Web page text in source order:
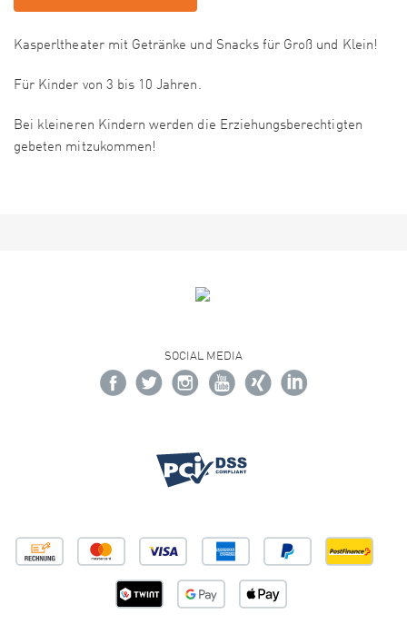
Kasperltheater mit Getränke und Snacks für Groß und Klein!
Für Kinder von 3 bis 10 Jahren.
Bei kleineren Kindern werden die Erziehungsberechtigten
gebeten mitzukommen!
SOCIAL MEDIA